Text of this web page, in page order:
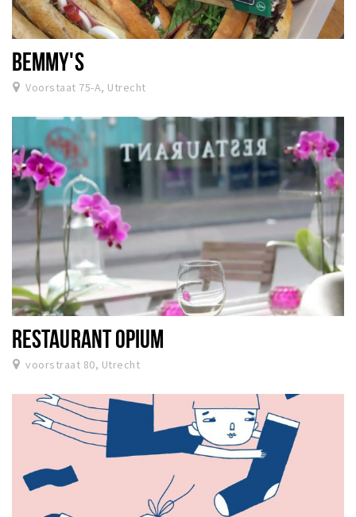
BEMMY'S
Voorstaat 75-A, Utrecht
RESTAURANT OPIUM
voorstraat 80, Utrecht